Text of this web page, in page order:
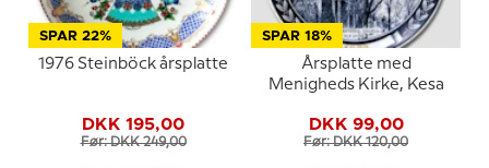
SPAR 22%
1976 Steinböck årsplatte
DKK 195,00
Før: DKK 249,00
SPAR 18%
Årsplatte med
Menigheds Kirke, Kesa
DKK 99,00
Før: DKK 120,00